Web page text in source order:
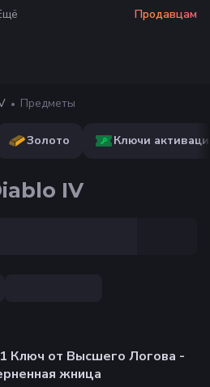
Продавцам
Предметы
Золото Ключи
IV
Ключ от Высшего Логова -
жница